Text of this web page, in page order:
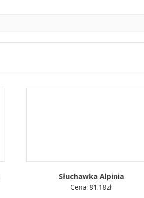
Słuchawka Alpinia
Cena: 81.18zł